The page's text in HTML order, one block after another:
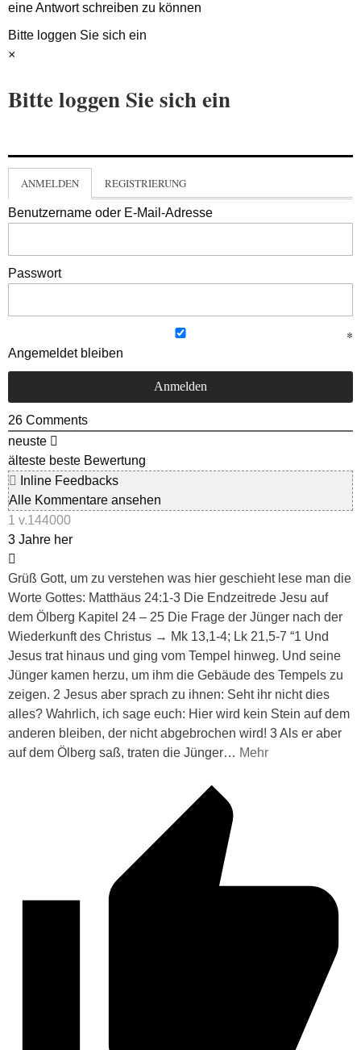
eine Antwort schreiben zu können
Bitte loggen Sie sich ein
×
Bitte loggen Sie sich ein
ANMELDEN REGISTRIERUNG
Benutzername oder E-Mail-Adresse
Passwort
Angemeldet bleiben
26 Comments
neuste
älteste beste Bewertung
Inline Feedbacks
Alle Kommentare ansehen
1 v.144000
3 Jahre her
Grüß Gott, um zu verstehen was hier geschieht lese man die
Worte Gottes: Matthäus 24:1-3 Die Endzeitrede Jesu auf
dem Ölberg Kapitel 24 – 25 Die Frage der Jünger nach der
Wiederkunft des Christus → Mk 13,1-4; Lk 21,5-7 “1 Und
Jesus trat hinaus und ging vom Tempel hinweg. Und seine
Jünger kamen herzu, um ihm die Gebäude des Tempels zu
zeigen. 2 Jesus aber sprach zu ihnen: Seht ihr nicht dies
alles? Wahrlich, ich sage euch: Hier wird kein Stein auf dem
anderen bleiben, der nicht abgebrochen wird! 3 Als er aber
auf dem Ölberg saß, traten die Jünger… Mehr